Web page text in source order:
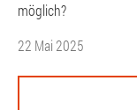
möglich?
22 Mai 2025